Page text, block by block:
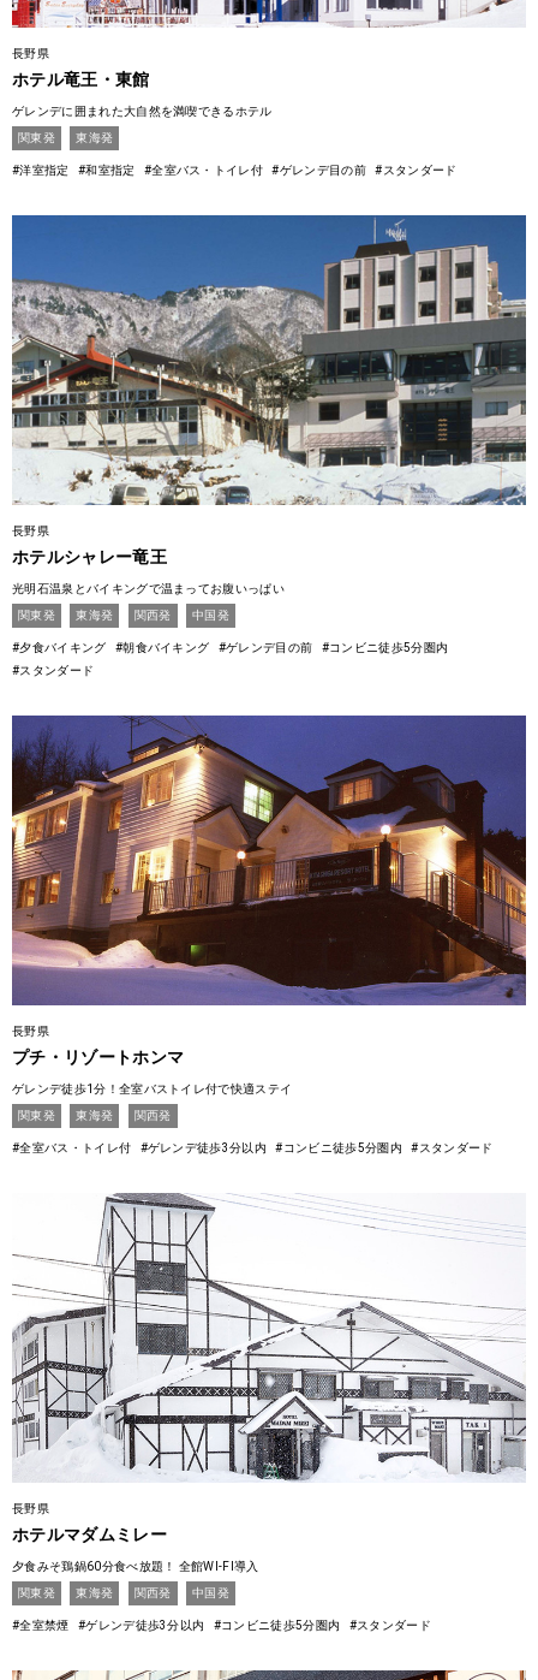
長野県
ホテル竜王・東館
ゲレンデに囲まれた大自然を満喫できるホテル
関東発
東海発
#洋室指定 #和室指定 #全室バス・トイレ付 #ゲレンデ目の前 #スタンダード
長野県
ホテルシャレー竜王
光明石温泉とバイキングで温まってお腹いっぱい
関東発
東海発 関西発 中国発
#夕食バイキング #朝食バイキング #ゲレンデ目の前
#コンビニ徒歩5分圏内
#スタンダード
長野県
プチ・リゾートホンマ
ゲレンデ徒歩1分！全室バストイレ付で快適ステイ
関東発
東海発 関西発
#全室バス・トイレ付 #ゲレンデ徒歩3分以内 #コンビニ徒歩5分圏内 #スタンダード
長野県
ホテルマダムミレー
夕食みそ鶏鍋60分食べ放題！ 全館WI-FI導入
関東発
東海発 関西発 中国発
#全室禁煙 #ゲレンデ徒歩3分以内 #コンビニ徒歩5分圏内 #スタンダード